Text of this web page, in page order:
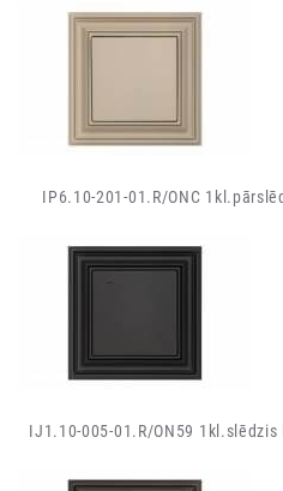
IP6.10-201-01.R/ONC
IJ1.10-005-01.R/ON59